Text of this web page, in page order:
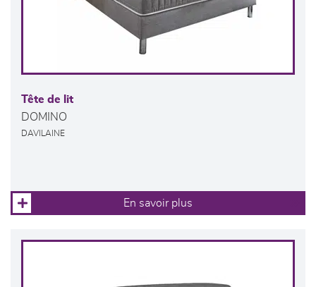
Tête de lit
DOMINO
DAVILAINE
En savoir plus